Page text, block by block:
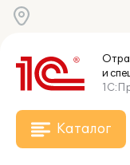
и
Каталог